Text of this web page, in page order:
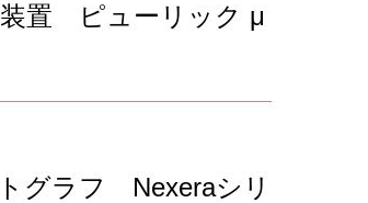
置 ピューリック μ
グラフ Nexeraシリ